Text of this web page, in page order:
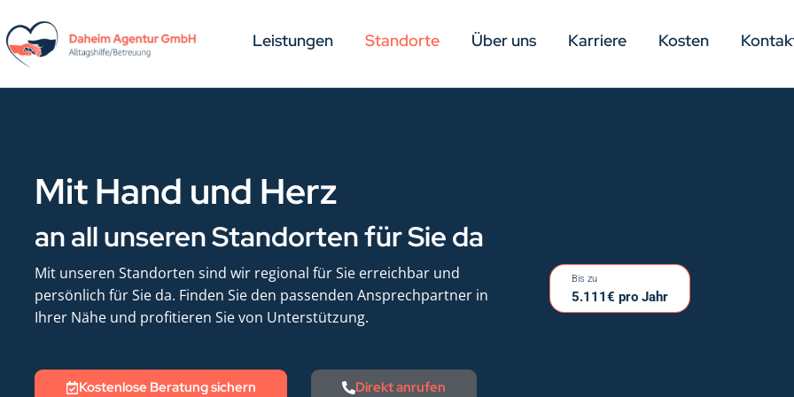
Leistungen Standorte Über uns Karriere Kosten
Mit Hand und Herz
an all unseren Standorten für Sie da
Mit unseren Standorten sind wir regional für Sie erreichbar und
persönlich für Sie da. Finden Sie den passenden Ansprechpartner in
Ihrer Nähe und profitieren Sie von Unterstützung.
Kostenlose Beratung sichern Direkt anrufen
Bis zu
5.111€ pro Jahr